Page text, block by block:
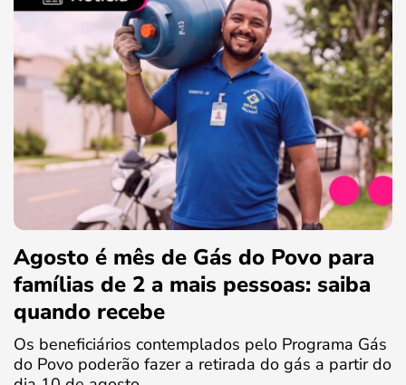
Agosto é mês de Gás do Povo para
famílias de 2 a mais pessoas: saiba
quando recebe
Os beneficiários contemplados pelo Programa Gás
do Povo poderão fazer a retirada do gás a partir do